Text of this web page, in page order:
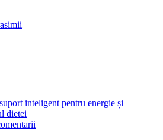
inteligent pentru energie și
dietei